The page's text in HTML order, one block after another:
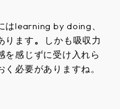
はlearning by doing、
ります。
しかも吸収力
を感じずに受け入れら
必要がありますね。